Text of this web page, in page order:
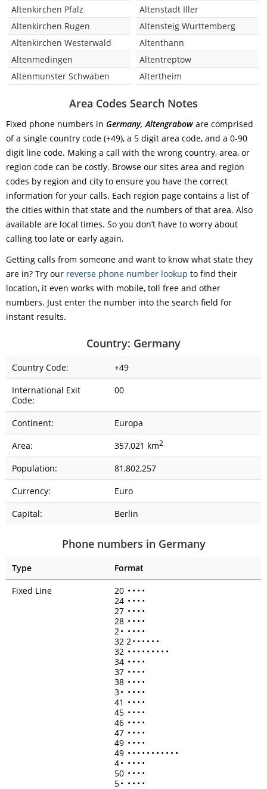
Altenkirchen Pfalz
Altenkirchen Rugen
Altenkirchen Westerwald
Altenmedingen
Altenmunster Schwaben
Altenstadt Iller
Altensteig Wurttemberg
Altenthann
Altentreptow
Altertheim
Area Codes Search Notes
Fixed phone numbers in Germany, Altengrabow are comprised
of a single country code (+49), a 5 digit area code, and a 0-90
digit line code. Making a call with the wrong country, area, or
region code can be costly. Browse our sites area and region
codes by region and city to ensure you have the correct
information for your calls. Each region page contains a list of
the cities within that state and the numbers of that area. Also
available are local times. So you don’t have to worry about
calling too late or early again.
Getting calls from someone and want to know what state they
are in? Try our reverse phone number lookup to find their
location, it even works with mobile, toll free and other
numbers. Just enter the number into the search field for
instant results.
Country: Germany
Country Code:
+49
International Exit
Code:
00
Continent:
Europa
Area:
357,021 km2
Population:
81,802,257
Currency:
Euro
Capital:
Berlin
Phone numbers in Germany
Type
Format
Fixed Line
20 • • • •
24 • • • •
27 • • • •
28 • • • •
2• • • • •
32 2• • • • • •
32 • • • • • • • • •
34 • • • •
37 • • • •
38 • • • •
3• • • • •
41 • • • •
45 • • • •
46 • • • •
47 • • • •
49 • • • •
49 • • • • • • • • • • •
4• • • • •
50 • • • •
5• • • • •